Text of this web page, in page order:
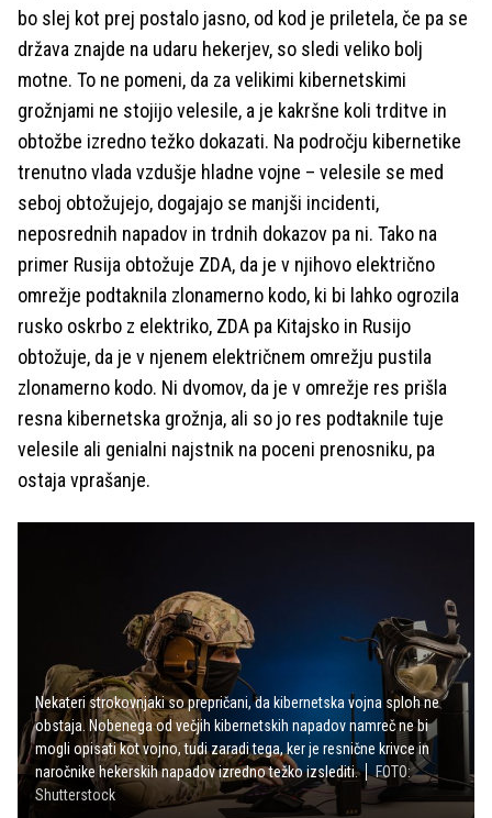
bo slej kot prej postalo jasno, od kod je priletela, če pa se
država znajde na udaru hekerjev, so sledi veliko bolj
motne. To ne pomeni, da za velikimi kibernetskimi
grožnjami ne stojijo velesile, a je kakršne koli trditve in
obtožbe izredno težko dokazati. Na področju kibernetike
trenutno vlada vzdušje hladne vojne – velesile se med
seboj obtožujejo, dogajajo se manjši incidenti,
neposrednih napadov in trdnih dokazov pa ni. Tako na
primer Rusija obtožuje ZDA, da je v njihovo električno
omrežje podtaknila zlonamerno kodo, ki bi lahko ogrozila
rusko oskrbo z elektriko, ZDA pa Kitajsko in Rusijo
obtožuje, da je v njenem električnem omrežju pustila
zlonamerno kodo. Ni dvomov, da je v omrežje res prišla
resna kibernetska grožnja, ali so jo res podtaknile tuje
velesile ali genialni najstnik na poceni prenosniku, pa
ostaja vprašanje.
Nekateri strokovnjaki so prepričani, da kibernetska vojna sploh ne
obstaja. Nobenega od večjih kibernetskih napadov namreč ne bi
mogli opisati kot vojno, tudi zaradi tega, ker je resnične krivce in
naročnike hekerskih napadov izredno težko izslediti.
FOTO:
Shutterstock